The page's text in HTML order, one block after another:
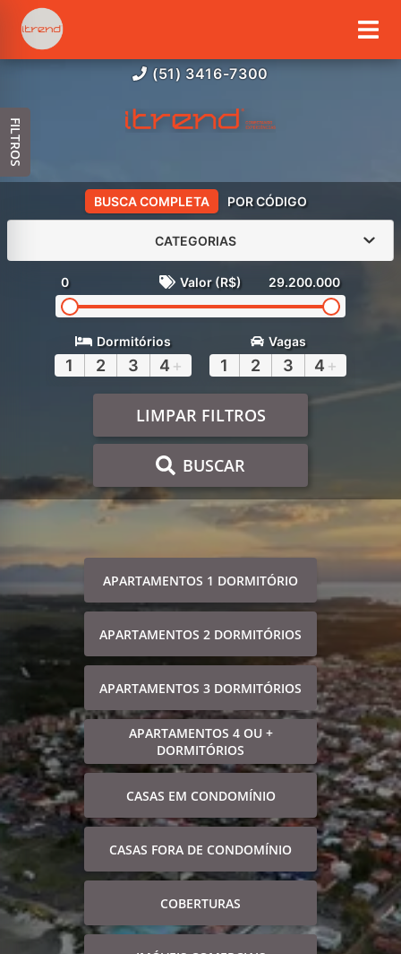
(51) 3416-7300
BUSCA COMPLETA POR CÓDIGO
CATEGORIAS
0 Valor (R$) 29.200.000
Dormitórios
1 2 3 4 +
Vagas
1 2 3 4 +
LIMPAR FILTROS
BUSCAR
APARTAMENTOS 1 DORMITÓRIO
APARTAMENTOS 2 DORMITÓRIOS
APARTAMENTOS 3 DORMITÓRIOS
APARTAMENTOS 4 OU +
DORMITÓRIOS
CASAS EM CONDOMÍNIO
CASAS FORA DE CONDOMÍNIO
COBERTURAS
FILTROS